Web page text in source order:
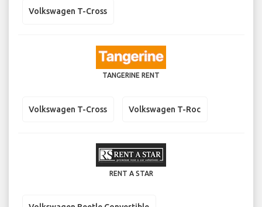
Volkswagen T-Cross
TANGERINE RENT
Volkswagen T-Cross Volkswagen T-Roc
RENT A STAR